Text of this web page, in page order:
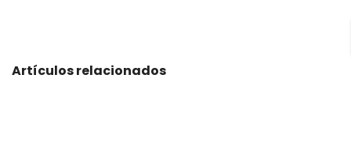
Artículos relacionados